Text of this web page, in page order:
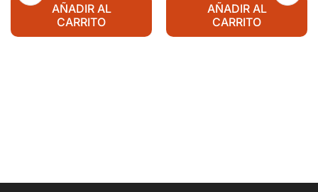
AÑADIR AL
CARRITO
AÑADIR AL
CARRITO